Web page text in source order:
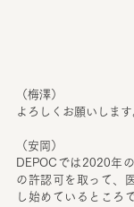
（梅澤）
よろしくお願いします
（安岡）
DEPOCでは2020年
の許認可を取って、
し始めているところ